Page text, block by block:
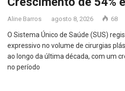
Aline Barros agosto 8, 2026 68
O Sistema Único de Saúde (SUS)
expressivo no volume de cirurgias
ao longo da última década, com um
no período